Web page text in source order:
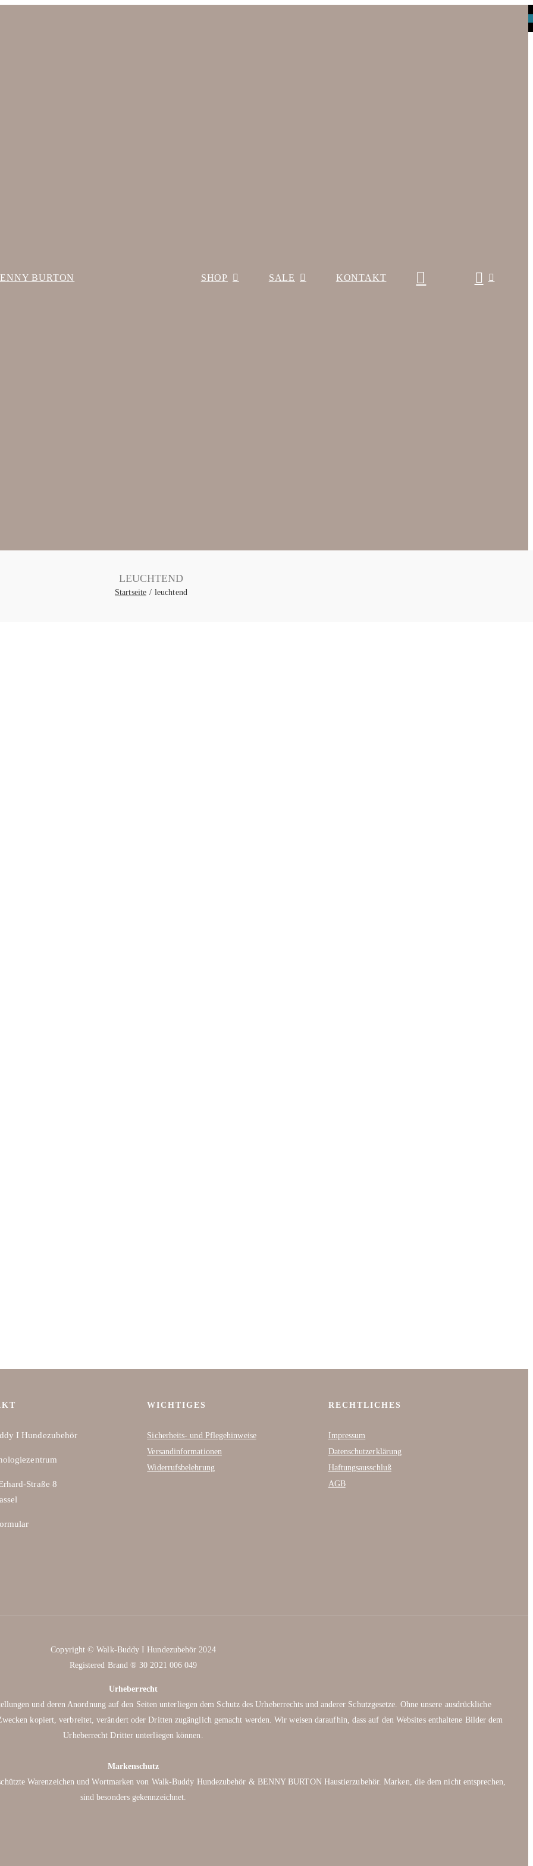
BURTON SHOP SALE KONTAKT
LEUCHTEND
Startseite leuchtend
I Hundezubehör
Straße 8
WICHTIGES
Sicherheits- und Pflegehinweise
Versandinformationen
Widerrufsbelehrung
RECHTLICHES
Impressum
Datenschutzerklärung
Haftungsausschluß
AGB
Copyright © Walk-Buddy I Hundezubehör 2024
Registered Brand ® 30 2021 006 049
Urheberrecht
und deren Anordnung auf den Seiten unterliegen dem Schutz des Urheberrechts und anderer Schutzgesetze. Ohne unsere ausdrückliche
kopiert, verbreitet, verändert oder Dritten zugänglich gemacht werden. Wir weisen daraufhin, dass auf den Websites enthaltene Bilder dem
Urheberrecht Dritter unterliegen können.
Markenschutz
Warenzeichen und Wortmarken von Walk-Buddy Hundezubehör & BENNY BURTON Haustierzubehör. Marken, die dem nicht entsprechen,
sind besonders gekennzeichnet.